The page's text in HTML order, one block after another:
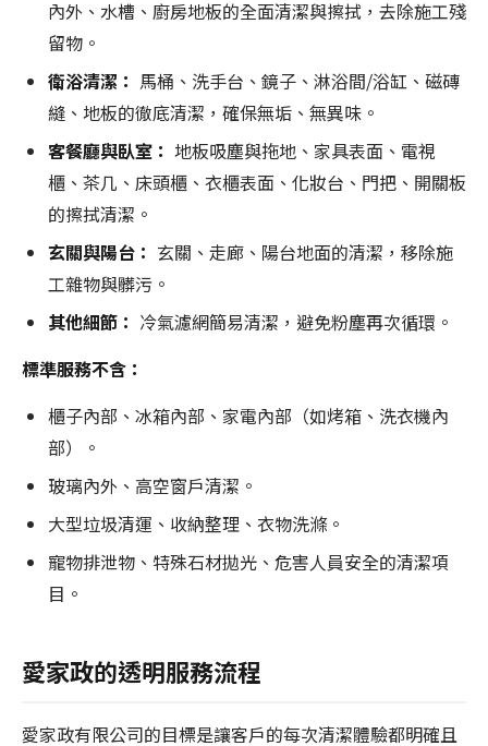
內外、水槽、廚房地板的全面清潔與擦拭，去除施工殘
留物。
衛浴清潔： 馬桶、洗手台、鏡子、淋浴間/浴缸、磁磚
縫、地板的徹底清潔，確保無垢、無異味。
客餐廳與臥室： 地板吸塵與拖地、家具表面、電視
櫃、茶几、床頭櫃、衣櫃表面、化妝台、門把、開關板
的擦拭清潔。
玄關與陽台： 玄關、走廊、陽台地面的清潔，移除施
工雜物與髒污。
其他細節： 冷氣濾網簡易清潔，避免粉塵再次循環。
標準服務不含：
櫃子內部、冰箱內部、家電內部（如烤箱、洗衣機內
部）。
玻璃內外、高空窗戶清潔。
大型垃圾清運、收納整理、衣物洗滌。
寵物排泄物、特殊石材拋光、危害人員安全的清潔項
目。
愛家政的透明服務流程
愛家政有限公司的目標是讓客戶的每次清潔體驗都明確且